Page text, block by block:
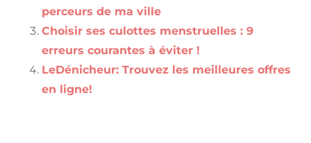
perceurs de ma ville
Choisir ses culottes menstruelles : 9
erreurs courantes à éviter !
LeDénicheur: Trouvez les meilleures offres
en ligne!